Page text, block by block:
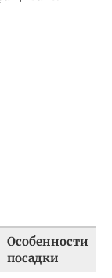
Особенности
посадки